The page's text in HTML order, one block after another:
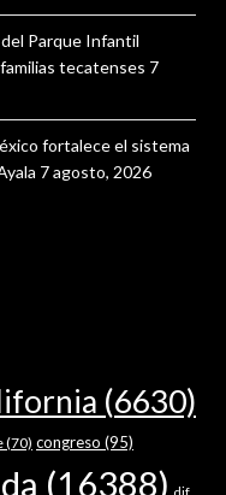
Parque Infantil
tecatenses 7
fortalece el sistema
7 agosto, 2026
(6630)
(70) congreso (95)
(16388)